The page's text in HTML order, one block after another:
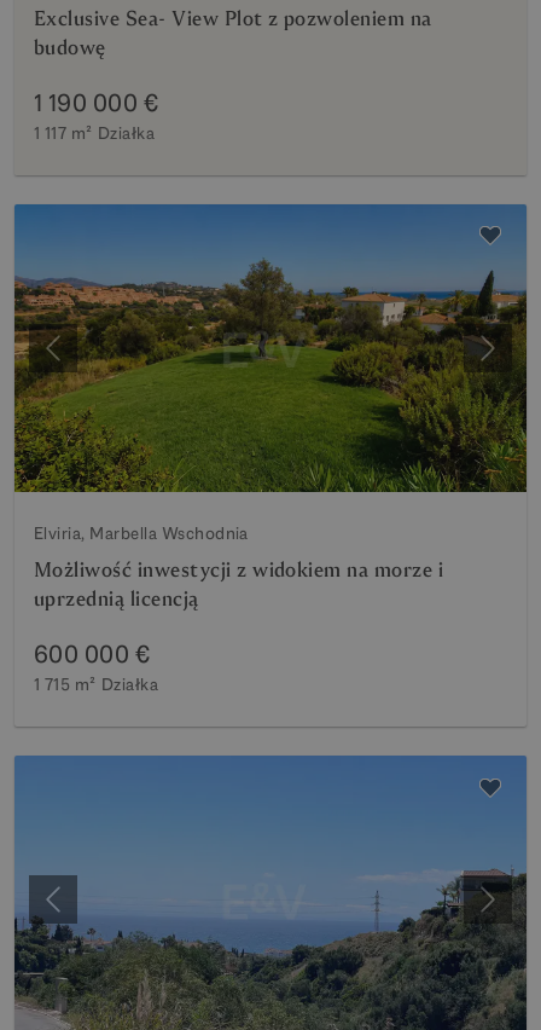
Exclusive Sea- View Plot z pozwoleniem na
budowę
1 190 000 €
1 117 m² Działka
Poprzedni
Elviria, Marbella Wschodnia
Możliwość inwestycji z widokiem na morze i
uprzednią licencją
600 000 €
1 715 m² Działka
Poprzedni